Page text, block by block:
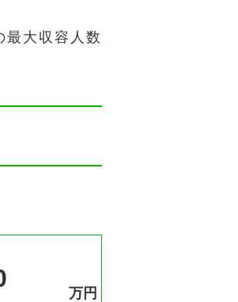
最大収容人数
万円